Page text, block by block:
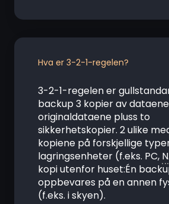
Hva er 3-2-1-regelen?
3-2-1-regelen er
backup 3 kopier av
originaldataene pluss to
sikkerhetskopier. 2 ulike
kopiene på forskjellige
lagringsenheter (f.eks. PC,
kopi utenfor huset:Én
oppbevares på en annen
(f.eks. i skyen).